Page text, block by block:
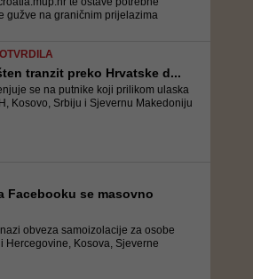
gužve na graničnim prijelazima
tranzit preko Hrvatske d...
se na putnike koji prilikom ulaska
Kosovo, Srbiju i Sjevernu Makedoniju
Facebooku se masovno
obveza samoizolacije za osobe
Hercegovine, Kosova, Sjeverne